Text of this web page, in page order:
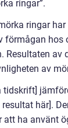
ringar”.
ringar
förmågan
Resultaten
av
här].
ha använt